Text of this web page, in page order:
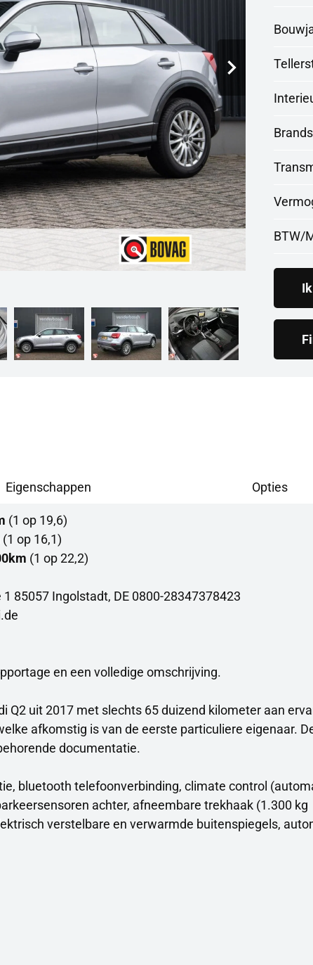
BTW/
Eigenschappen Opties
(1 op 19,6)
(1 op 16,1)
(1 op 22,2)
85057 Ingolstadt, DE 0800-28347378423
en een volledige omschrijving.
Q2 uit 2017 met slechts 65 duizend kilometer aan
afkomstig is van de eerste particuliere eigenaar.
documentatie.
bluetooth telefoonverbinding, climate control
achter, afneembare trekhaak (1.300 kg
verstelbare en verwarmde buitenspiegels,